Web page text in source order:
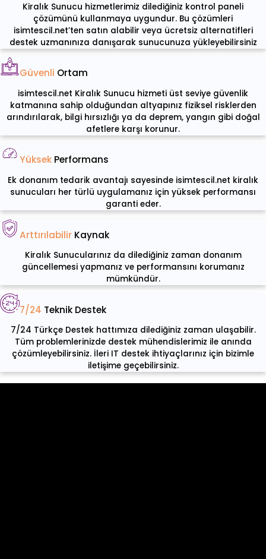
Kiralık Sunucu hizmetlerimiz dilediğiniz kontrol paneli
çözümünü kullanmaya uygundur. Bu çözümleri
isimtescil.net’ten satın alabilir veya ücretsiz alternatifleri
destek uzmanınıza danışarak sunucunuza yükleyebilirsiniz
Güvenli Ortam
isimtescil.net Kiralık Sunucu hizmeti üst seviye güvenlik
katmanına sahip olduğundan altyapınız fiziksel risklerden
arındırılarak, bilgi hırsızlığı ya da deprem, yangın gibi doğal
afetlere karşı korunur.
Yüksek Performans
Ek donanım tedarik avantajı sayesinde isimtescil.net kiralık
sunucuları her türlü uygulamanız için yüksek performansı
garanti eder.
Arttırılabilir Kaynak
Kiralık Sunucularınız da dilediğiniz zaman donanım
güncellemesi yapmanız ve performansını korumanız
mümkündür.
7/24 Teknik Destek
7/24 Türkçe Destek hattımıza dilediğiniz zaman ulaşabilir.
Tüm problemlerinizde destek mühendislerimiz ile anında
çözümleyebilirsiniz. İleri IT destek ihtiyaçlarınız için bizimle
iletişime geçebilirsiniz.